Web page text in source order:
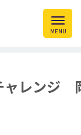
ャレンジ